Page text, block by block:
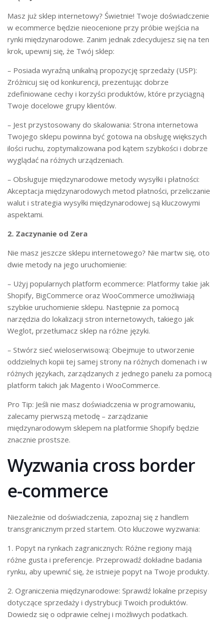
Masz już sklep internetowy? Świetnie! Twoje doświadczenie
w ecommerce będzie nieocenione przy próbie wejścia na
rynki międzynarodowe. Zanim jednak zdecydujesz się na ten
krok, upewnij się, że Twój sklep:
– Posiada wyraźną unikalną propozycję sprzedaży (USP):
Zróżnicuj się od konkurencji, prezentując dobrze
zdefiniowane cechy i korzyści produktów, które przyciągną
Twoje docelowe grupy klientów.
– Jest przystosowany do skalowania: Strona internetowa
Twojego sklepu powinna być gotowa na obsługę większych
ilości ruchu, zoptymalizowana pod kątem szybkości i dobrze
wyglądać na różnych urządzeniach.
– Obsługuje międzynarodowe metody wysyłki i płatności:
Akceptacja międzynarodowych metod płatności, przeliczanie
walut i strategia wysyłki międzynarodowej są kluczowymi
aspektami.
2. Zaczynanie od Zera
Nie masz jeszcze sklepu internetowego? Nie martw się, oto
dwie metody na jego uruchomienie:
– Użyj popularnych platform ecommerce: Platformy takie jak
Shopify, BigCommerce oraz WooCommerce umożliwiają
szybkie uruchomienie sklepu. Następnie za pomocą
narzędzia do lokalizacji stron internetowych, takiego jak
Weglot, przetłumacz sklep na różne języki.
– Stwórz sieć wieloserwisową: Obejmuje to utworzenie
oddzielnych kopii tej samej strony na różnych domenach i w
różnych językach, zarządzanych z jednego panelu za pomocą
platform takich jak Magento i WooCommerce.
Pro Tip: Jeśli nie masz doświadczenia w programowaniu,
zalecamy pierwszą metodę – zarządzanie
międzynarodowym sklepem na platformie Shopify będzie
znacznie prostsze.
Wyzwania cross border
e-commerce
Niezależnie od doświadczenia, zapoznaj się z handlem
transgranicznym przed startem. Oto kluczowe wyzwania:
1. Popyt na rynkach zagranicznych: Różne regiony mają
różne gusta i preferencje. Przeprowadź dokładne badania
rynku, aby upewnić się, że istnieje popyt na Twoje produkty.
2. Ograniczenia międzynarodowe: Sprawdź lokalne przepisy
dotyczące sprzedaży i dystrybucji Twoich produktów.
Dowiedz się o odprawie celnej i możliwych podatkach.